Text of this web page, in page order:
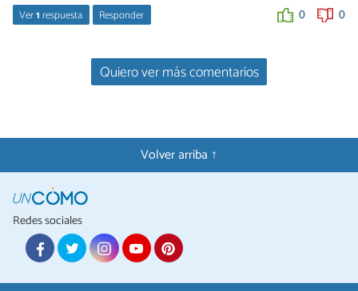
Ver1respuesta Responder 0 0
13/07/2015
Quiero ver más comentarios
Volver arriba ↑
Redes sociales